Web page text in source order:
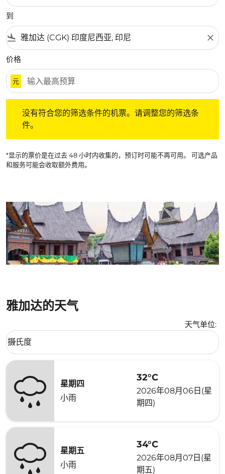
到
flight_land close
价格
元
没有符合您的筛选条件的机票。请调整您的筛选条
件。
*显示的票价是在过去 48 小时内收集的，预订时可能不再可用。 可选产品
和服务可能会收取额外费用。
雅加达的天气
天气单位:
Weather unit option 摄氏度 Selected
摄氏度
keyboard_arrow_down
星期四
小雨
32°C
2026年08月06日(星
期四)
星期五
小雨
34°C
2026年08月07日(星
期五)